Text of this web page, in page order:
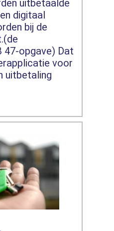
uitbetaalde
digitaal
bij de
47-opgave) Dat
voor
uitbetaling